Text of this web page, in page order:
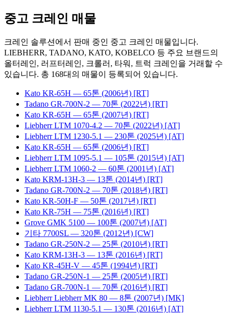
중고 크레인 매물
크레인 솔루션에서 판매 중인 중고 크레인 매물입니다.
LIEBHERR, TADANO, KATO, KOBELCO 등 주요 브랜드의
올터레인, 러프터레인, 크롤러, 타워, 트럭 크레인을 거래할 수
있습니다. 총 168대의 매물이 등록되어 있습니다.
Kato KR-65H — 65톤 (2006년) [RT]
Tadano GR-700N-2 — 70톤 (2022년) [RT]
Kato KR-65H — 65톤 (2007년) [RT]
Liebherr LTM 1070-4.2 — 70톤 (2022년) [AT]
Liebherr LTM 1230-5.1 — 230톤 (2025년) [AT]
Kato KR-65H — 65톤 (2006년) [RT]
Liebherr LTM 1095-5.1 — 105톤 (2015년) [AT]
Liebherr LTM 1060-2 — 60톤 (2001년) [AT]
Kato KRM-13H-3 — 13톤 (2014년) [RT]
Tadano GR-700N-2 — 70톤 (2018년) [RT]
Kato KR-50H-F — 50톤 (2017년) [RT]
Kato KR-75H — 75톤 (2016년) [RT]
Grove GMK 5100 — 100톤 (2007년) [AT]
기타 7700SL — 320톤 (2012년) [CW]
Tadano GR-250N-2 — 25톤 (2010년) [RT]
Kato KRM-13H-3 — 13톤 (2016년) [RT]
Kato KR-45H-V — 45톤 (1994년) [RT]
Tadano GR-250N-1 — 25톤 (2005년) [RT]
Tadano GR-700N-1 — 70톤 (2016년) [RT]
Liebherr Liebherr MK 80 — 8톤 (2007년) [MK]
Liebherr LTM 1130-5.1 — 130톤 (2016년) [AT]